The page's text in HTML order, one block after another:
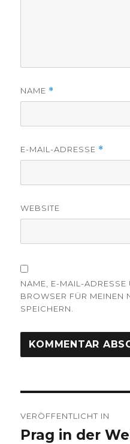
NAME *
E-MAIL-ADRESSE *
WEBSITE
NAME, E-MAIL-
BROWSER FÜR MEINEN
SPEICHERN.
VERÖFFENTLICHT IN
Prag in der